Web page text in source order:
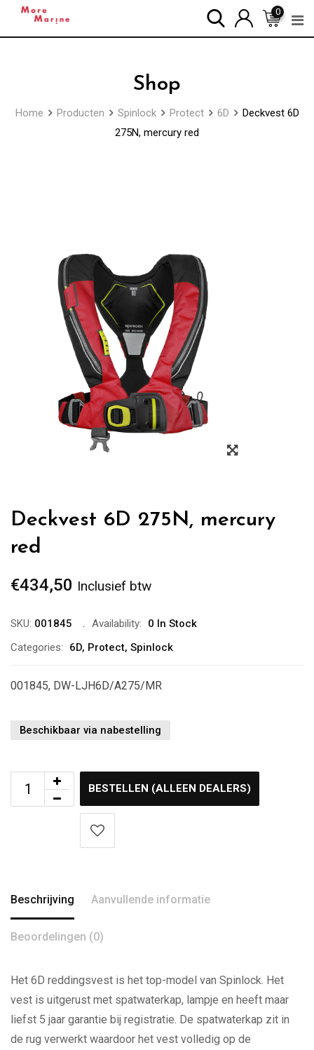
0
Shop
Home Producten Spinlock Protect 6D
Deckvest 6D
275N, mercury red
Zoom
Deckvest 6D 275N, mercury
red
€434,50 Inclusief btw
SKU: 001845 Availability:
0 In Stock
Categories:
6D, Protect, Spinlock
001845, DW-LJH6D/A275/MR
Beschikbaar via nabestelling
BESTELLEN (ALLEEN DEALERS)
Beschrijving Aanvullende informatie
Beoordelingen (0)
Het 6D reddingsvest is het top-model van Spinlock. Het
vest is uitgerust met spatwaterkap, lampje en heeft maar
liefst 5 jaar garantie bij registratie. De spatwaterkap zit in
de rug verwerkt waardoor het vest volledig op de